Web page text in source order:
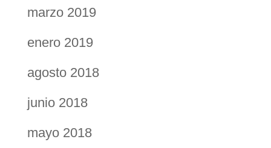
marzo 2019
enero 2019
agosto 2018
junio 2018
mayo 2018